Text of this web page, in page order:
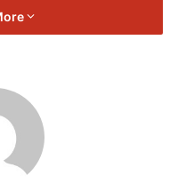
perlu bersaing di
memacu pertumbuhan